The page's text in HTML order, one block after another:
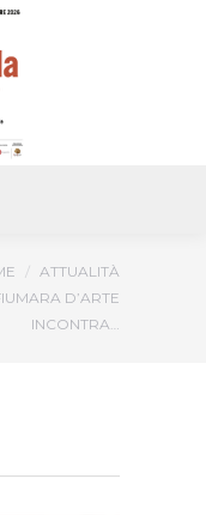
ATTUALITÀ
D’ARTE
INCONTRA…